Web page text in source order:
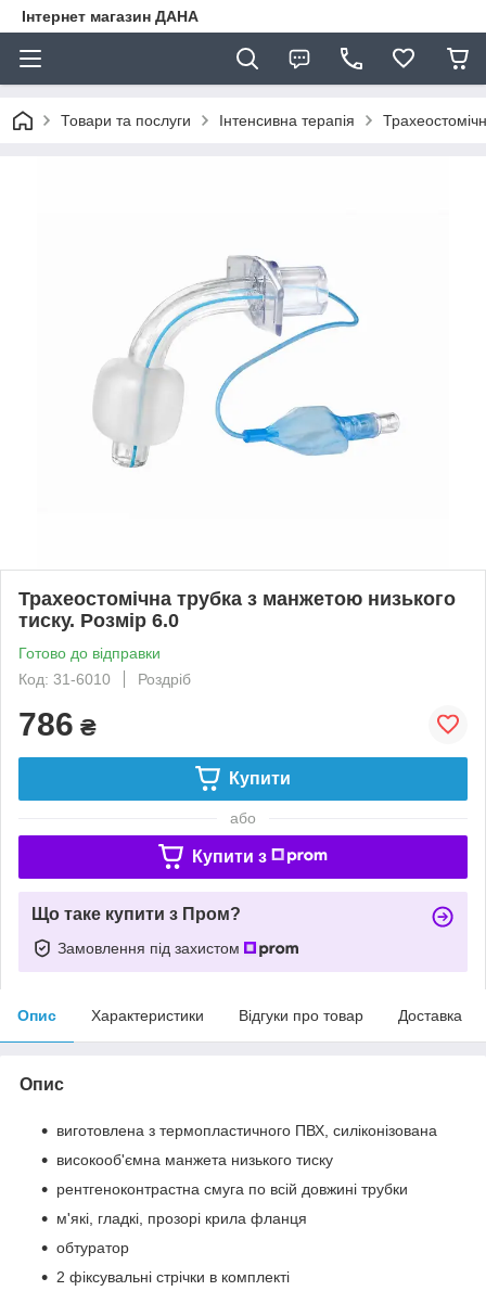
Інтернет магазин ДАНА
Товари та послуги Інтенсивна терапія
Трахеостомічна трубка з манжетою низького
тиску. Розмір 6.0
Готово до відправки
Код: 31-6010
Роздріб
786 ₴
Купити
або
Купити з
Що таке купити з Пром?
Замовлення під захистом
Опис Характеристики Відгуки про товар Доставка
Опис
виготовлена з термопластичного ПВХ, силіконізована
високооб'ємна манжета низького тиску
рентгеноконтрастна смуга по всій довжині трубки
м'які, гладкі, прозорі крила фланця
обтуратор
2 фіксувальні стрічки в комплекті